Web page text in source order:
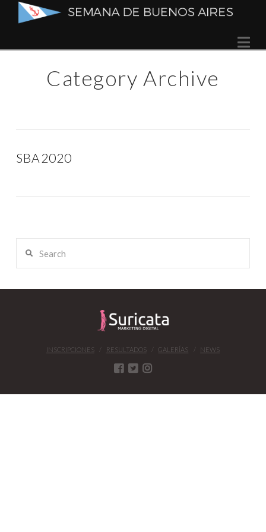
Semana
de
Buenos
Aires
Category Archive
SBA2020
INSCRIPCIONES RESULTADOS GALERÍAS NEWS